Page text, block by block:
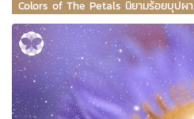
Colors of The Petals นิยามร้อยบุปผา